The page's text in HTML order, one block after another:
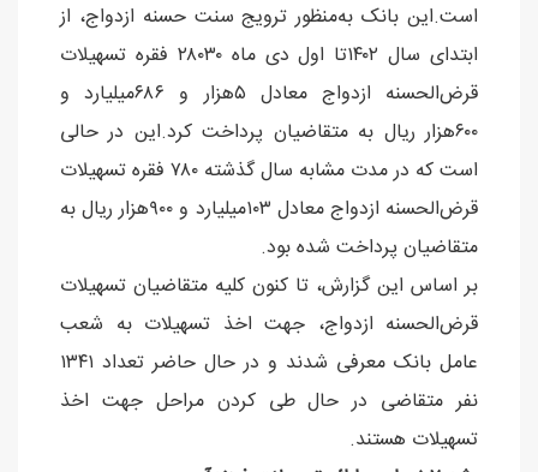
است.این بانک به‌منظور ترویج سنت حسنه ازدواج، از
ابتدای سال ۱۴۰۲تا اول دی ماه ۲۸۰۳۰ فقره تسهیلات
قرض‌الحسنه ازدواج معادل ۵هزار و ۶۸۶میلیارد و
۶۰۰هزار ریال به متقاضیان پرداخت کرد.این در حالی
است که در مدت مشابه سال گذشته ۷۸۰ فقره تسهیلات
قرض‌الحسنه ازدواج معادل ۱۰۳میلیارد و ۹۰۰هزار ریال به
متقاضیان پرداخت شده بود.
بر اساس این گزارش، تا کنون کلیه متقاضیان تسهیلات
قرض‌الحسنه ازدواج، جهت اخذ تسهیلات به شعب
عامل بانک معرفی ‌شدند و در حال حاضر تعداد ۱۳۴۱
نفر متقاضی در حال طی کردن مراحل جهت اخذ
تسهیلات هستند.